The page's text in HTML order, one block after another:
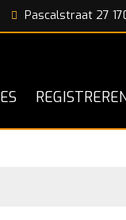
Pascalstraat 27